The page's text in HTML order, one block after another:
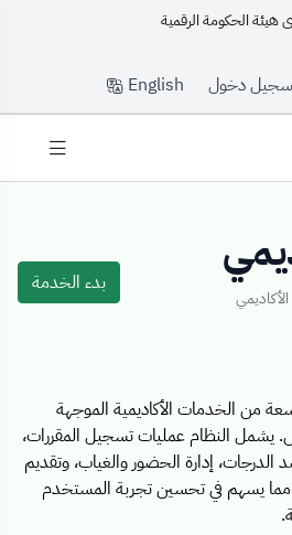
الحكومة الرقمية
دخول English
بدء الخدمة
من الخدمات الأكاديمية الموجهة
يشمل النظام عمليات تسجيل المقررات،
الدرجات، إدارة الحضور والغياب، وتقديم
مما يسهم في تحسين تجربة المستخدم